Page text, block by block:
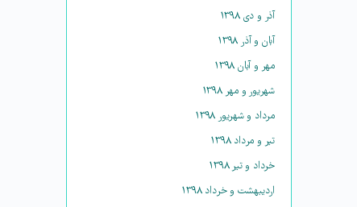
آذر و دی ۱۳۹۸
آبان و آذر ۱۳۹۸
مهر و آبان ۱۳۹۸
شهریور و مهر ۱۳۹۸
مرداد و شهریور ۱۳۹۸
تیر و مرداد ۱۳۹۸
خرداد و تیر ۱۳۹۸
اردیبهشت و خرداد ۱۳۹۸